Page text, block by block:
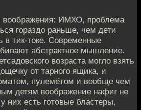
воображения: ИМХО, проблема
гораздо раньше, чем дети
в тик-токе. Современные
абстрактное мышление.
возраста могло взять
от тарного ящика, и
пулемётом и вообще чем
детям воображение нафиг не
них есть готовые бластеры,